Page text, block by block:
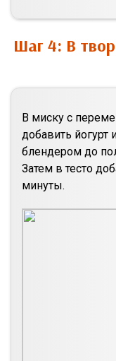
Шаг 4: В
В миску с
добавить йогурт
блендером до
Затем в тесто
минуты.